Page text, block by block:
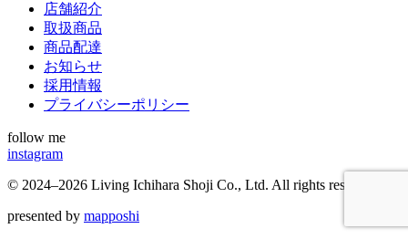
店舗紹介
取扱商品
商品配達
お知らせ
採用情報
プライバシーポリシー
follow me
instagram
© 2024–2026 Living Ichihara Shoji Co., Ltd. All rights reserved.
presented by mapposhi